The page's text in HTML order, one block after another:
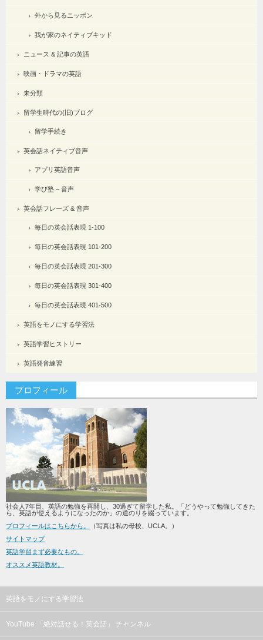
外から見るニッポン
我が家のネイティブキッド
ニュース & 記事の英語
映画・ドラマの英語
未分類
留学生時代の(旧)ブログ
留学手続き
英会話ネイティブ音声
アプリ英語音声
学び塾 – 音声
英会話フレーズ & 音声
毎日の英会話表現 1-100
毎日の英会話表現 101-200
毎日の英会話表現 201-300
毎日の英会話表現 301-400
毎日の英会話表現 401-500
英語をモノにする学習法
英語学習ヒストリー
英語発音練習
プロフィール
社会人7年目、英語の勉強を再開し、30過ぎて留学した私。「どうやって勉強してきた
ら、英語が使えるようになったのか」の道のりを綴っています。
プロフィールはこちらから。
（写真は私の母校、UCLA。）
サイトマップ
英語学習まず必要なもの。
オススメ英語教材。
英語をモノにする学習法
YouTube 「絶対話せる！英会話」 チャンネル